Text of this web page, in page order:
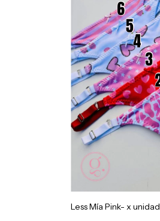
Less Mía Pink- x unidad